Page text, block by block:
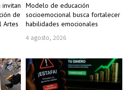
invitan
de
Artes
Modelo de educación
socioemocional busca fortalecer
habilidades emocionales
4 agosto, 2026